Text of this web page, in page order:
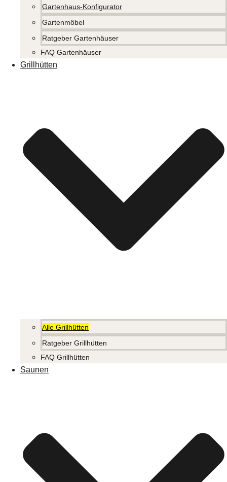
Gartenhaus-Konfigurator
Gartenmöbel
Ratgeber Gartenhäuser
FAQ Gartenhäuser
Grillhütten
Alle Grillhütten
Ratgeber Grillhütten
FAQ Grillhütten
Saunen